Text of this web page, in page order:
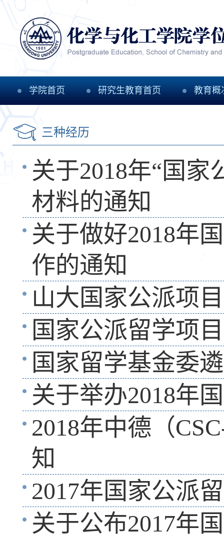
学院首页 研究生教育首页 教育概
三种经历
关于2018年“国
材料的通知
关于做好2018年
作的通知
山大国家公派项
国家公派留学项
国家留学基金委
关于举办2018年
2018年中德（
知
2017年国家公派
关于公布2017年